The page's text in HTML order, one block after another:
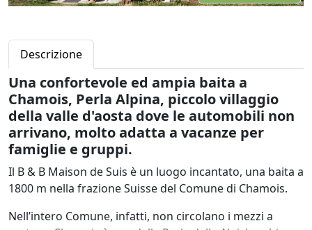
Descrizione
Una confortevole ed ampia baita a
Chamois, Perla Alpina, piccolo villaggio
della valle d'aosta dove le automobili non
arrivano, molto adatta a vacanze per
famiglie e gruppi.
Il B & B Maison de Suis è un luogo incantato, una baita a
1800 m nella frazione Suisse del Comune di Chamois.
Nell’intero Comune, infatti, non circolano i mezzi a